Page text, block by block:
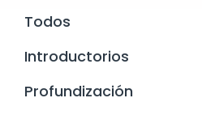
Todos
Introductorios
Profundización